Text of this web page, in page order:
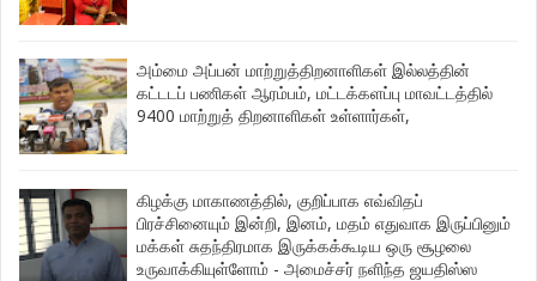
அம்மை அப்பன் மாற்றுத்திறனாளிகள் இல்லத்தின்
கட்டடப் பணிகள் ஆரம்பம், மட்டக்களப்பு மாவட்டத்தில்
9400 மாற்றுத் திறனாளிகள் உள்ளார்கள்,
கிழக்கு மாகாணத்தில், குறிப்பாக எவ்விதப்
பிரச்சினையும் இன்றி, இனம், மதம் எதுவாக இருப்பினும்
மக்கள் சுதந்திரமாக இருக்கக்கூடிய ஒரு சூழலை
உருவாக்கியுள்ளோம் - அமைச்சர் நளிந்த ஜயதிஸ்ஸ